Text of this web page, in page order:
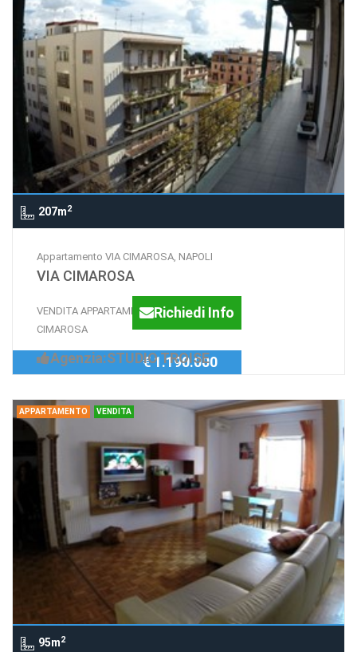
207m2
Appartamento VIA CIMAROSA, NAPOLI
VIA CIMAROSA
VENDITA APPARTAMENTO VIA
CIMAROSA
Richiedi Info
Agenzia:STUDIO TROISE
€ 1.190.000
APPARTAMENTO VENDITA
95m2